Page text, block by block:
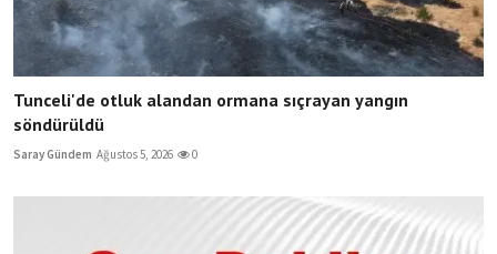
Tunceli'de otluk alandan ormana sıçrayan yangın
söndürüldü
Saray Gündem Ağustos 5, 2026 0